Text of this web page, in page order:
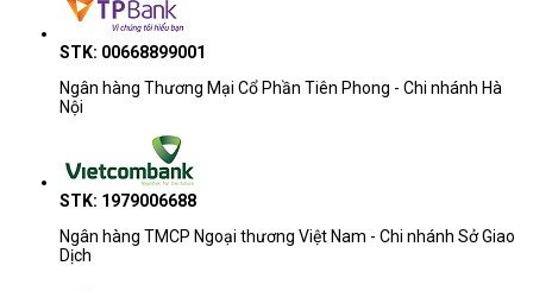
STK: 00668899001
Ngân hàng Thương Mại Cổ Phần Tiên Phong - Chi nhánh Hà
Nội
STK: 1979006688
Ngân hàng TMCP Ngoại thương Việt Nam - Chi nhánh Sở Giao
Dịch